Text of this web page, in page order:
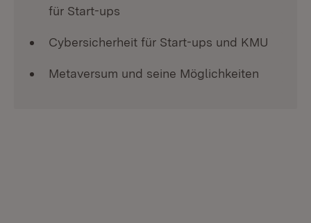
für Start-ups
Cybersicherheit für Start-ups und KMU
Metaversum und seine Möglichkeiten